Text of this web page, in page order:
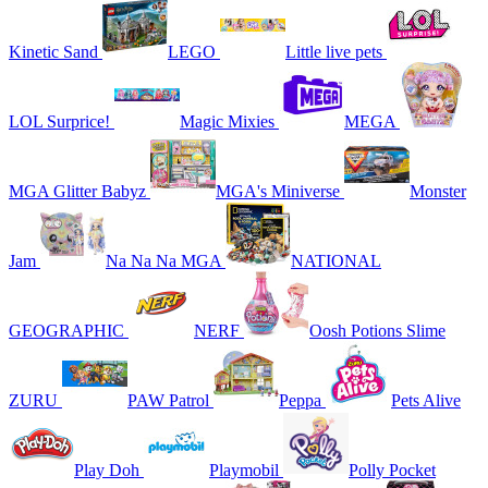
Kinetic Sand LEGO Little live pets
LOL Surprice! Magic Mixies MEGA
MGA Glitter Babyz MGA's Miniverse Monster
Jam Na Na Na MGA NATIONAL
GEOGRAPHIC NERF Oosh Potions Slime
ZURU PAW Patrol Peppa Pets Alive
Play Doh Playmobil Polly Pocket